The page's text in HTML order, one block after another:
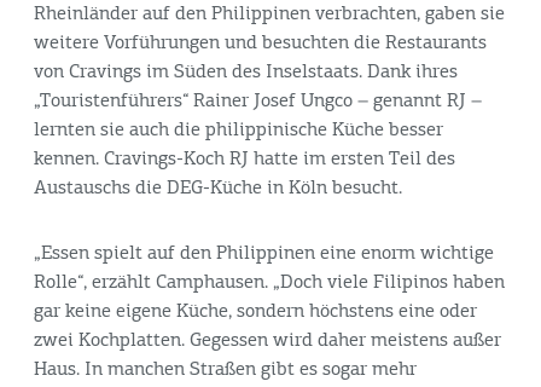
Rheinländer auf den Philippinen verbrachten, gaben sie
weitere Vorführungen und besuchten die Restaurants
von Cravings im Süden des Inselstaats. Dank ihres
„Touristenführers“ Rainer Josef Ungco – genannt RJ –
lernten sie auch die philippinische Küche besser
kennen. Cravings-Koch RJ hatte im ersten Teil des
Austauschs die DEG-Küche in Köln besucht.
„Essen spielt auf den Philippinen eine enorm wichtige
Rolle“, erzählt Camphausen. „Doch viele Filipinos haben
gar keine eigene Küche, sondern höchstens eine oder
zwei Kochplatten. Gegessen wird daher meistens außer
Haus. In manchen Straßen gibt es sogar mehr